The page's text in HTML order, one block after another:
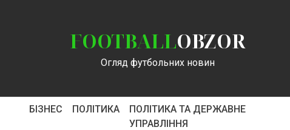
FOOTBALLOBZOR
Огляд футбольних новин
БІЗНЕС ПОЛІТИКА
ПОЛІТИКА ТА ДЕРЖАВНЕ
УПРАВЛІННЯ